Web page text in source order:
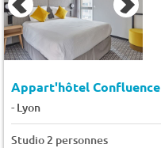
Appart'hôtel Confluence
- Lyon
Studio 2 personnes